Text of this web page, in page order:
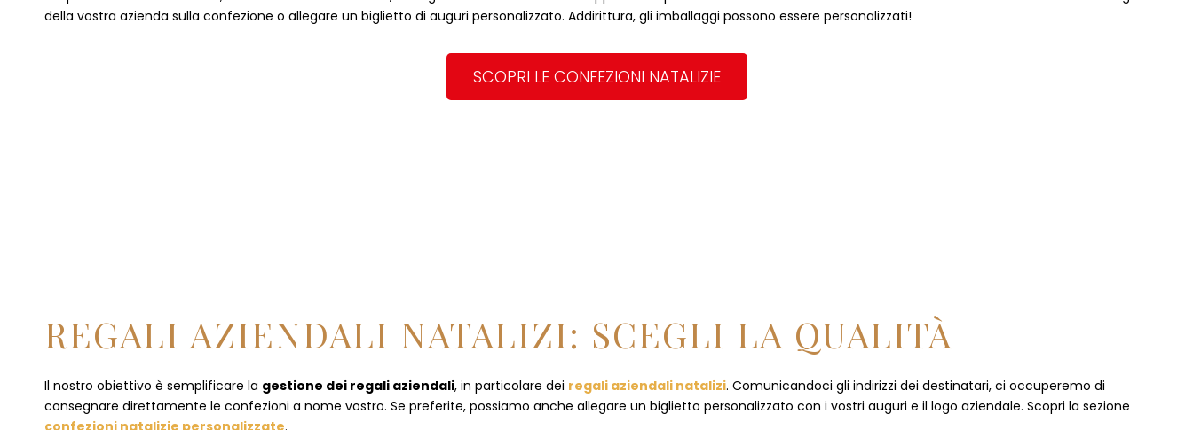
della vostra azienda sulla confezione o allegare un biglietto di auguri personalizzato. Addirittura, gli imballaggi possono essere personalizzati!
SCOPRI LE CONFEZIONI NATALIZIE
REGALI AZIENDALI NATALIZI: SCEGLI LA QUALITÀ
Il nostro obiettivo è semplificare la gestione dei regali aziendali, in particolare dei regali aziendali natalizi. Comunicandoci gli indirizzi dei destinatari, ci occuperemo di
consegnare direttamente le confezioni a nome vostro. Se preferite, possiamo anche allegare un biglietto personalizzato con i vostri auguri e il logo aziendale. Scopri la sezione
confezioni natalizie personalizzate.